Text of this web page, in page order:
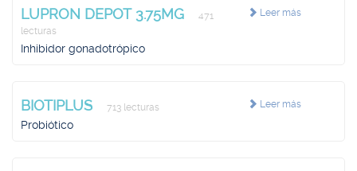
Leer más
LUPRON DEPOT 3.75MG
471
lecturas
Inhibidor gonadotrópico
Leer más
BIOTIPLUS 713 lecturas
Probiótico